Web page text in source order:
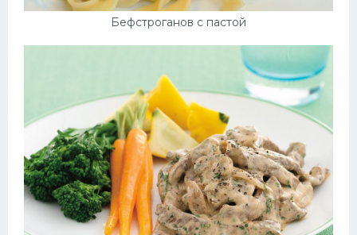
Бефстроганов с пастой